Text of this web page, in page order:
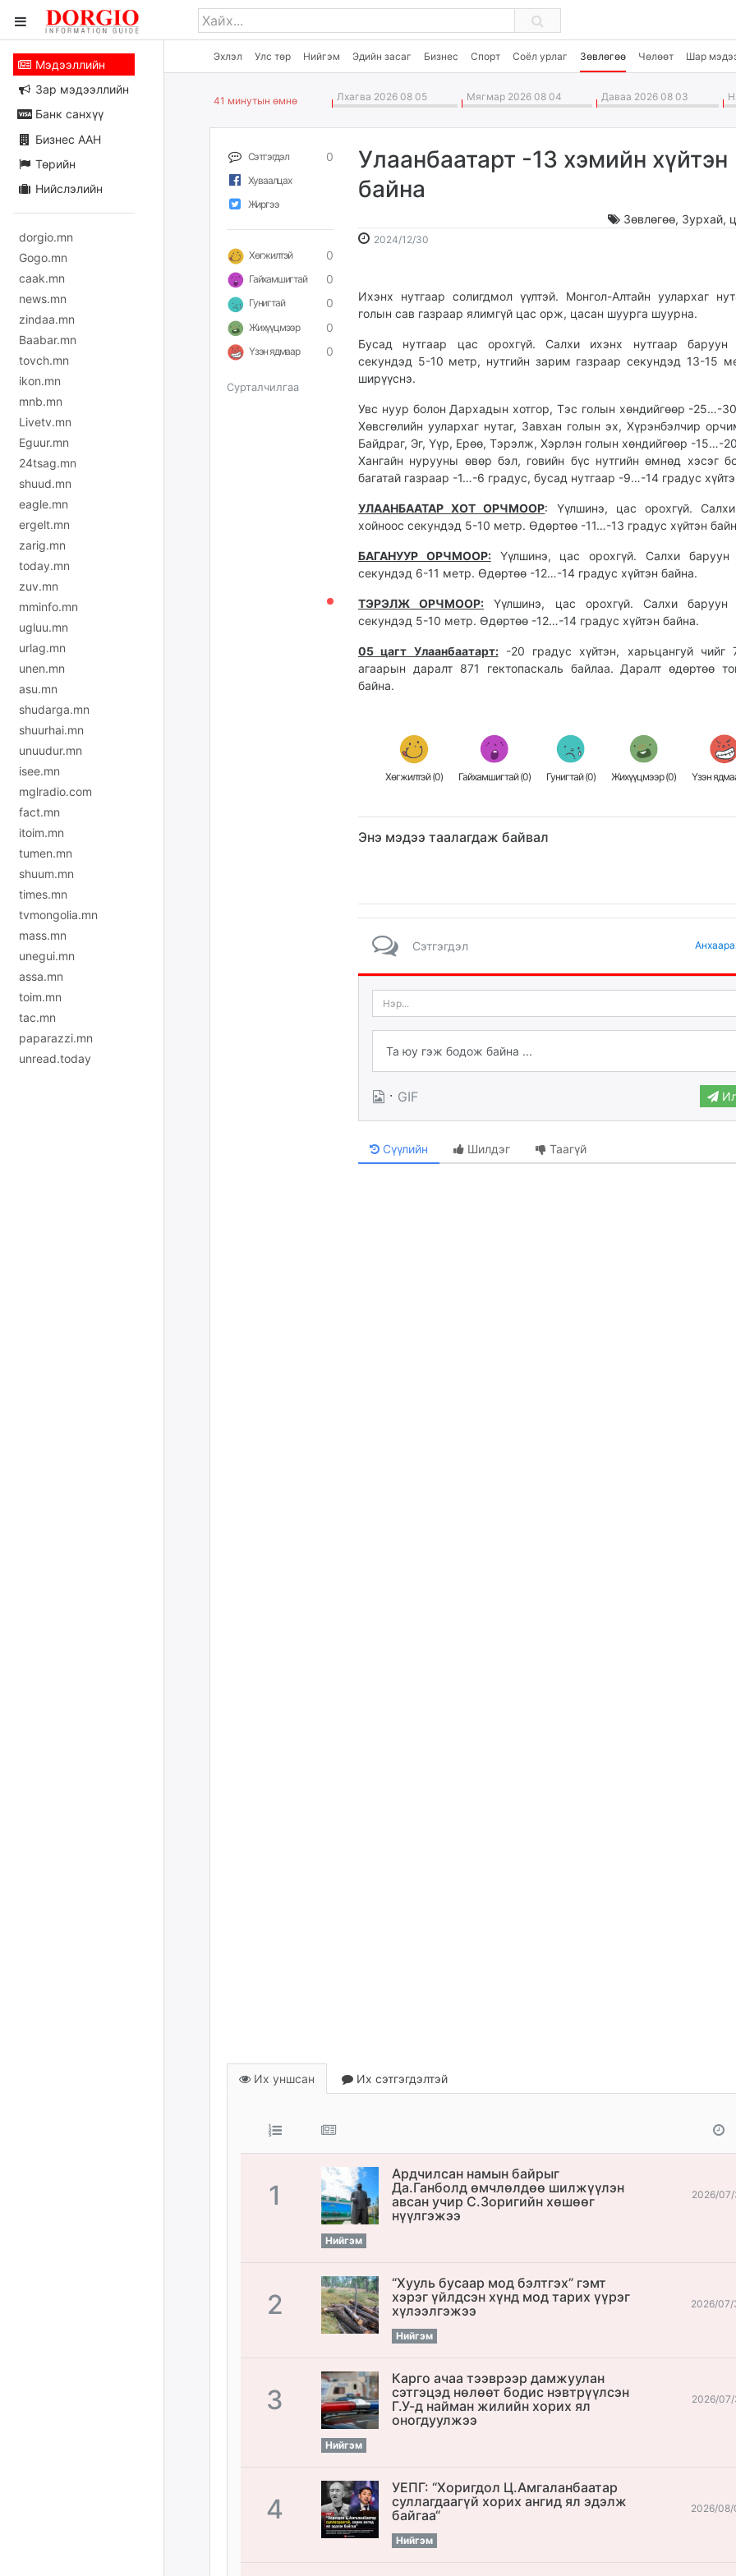
Эхлэл Улс төр Нийгэм Эдийн засаг Бизнес Спорт Соёл урлаг Зөвлөгөө Чөлөөт Шар
Мэдээллийн
Зар мэдээллийн
Банк санхүү
Бизнес ААН
Төрийн
Нийслэлийн
dorgio.mn
Gogo.mn
caak.mn
news.mn
zindaa.mn
Baabar.mn
tovch.mn
ikon.mn
mnb.mn
Livetv.mn
Eguur.mn
24tsag.mn
shuud.mn
eagle.mn
ergelt.mn
zarig.mn
today.mn
zuv.mn
mminfo.mn
ugluu.mn
urlag.mn
unen.mn
asu.mn
shudarga.mn
shuurhai.mn
unuudur.mn
isee.mn
mglradio.com
fact.mn
itoim.mn
tumen.mn
shuum.mn
times.mn
tvmongolia.mn
mass.mn
unegui.mn
assa.mn
toim.mn
tac.mn
paparazzi.mn
unread.today
41 минутын өмнө Лхагва 2026 08 05 Мягмар 2026 08 04 Даваа 2026 08 03
Сэтгэгдэл 0
Хуваалцах
Жиргээ
Хөгжилтэй 0
Гайхамшигтай 0
Гунигтай 0
Жихүүцмээр 0
Үзэн ядмаар 0
Сурталчилгаа
Улаанбаатарт -13 xэмийн xүйтэн
байна
Зөвлөгөө, Зурхай,
2024/12/30
09:08:57
15:56:30
Ихэнх нутгаар солигдмол үүлтэй. Монгол-Алтайн уулархаг
голын сав газраар ялимгүй цас орж, цасан шуурга шуурна.
Бусад нутгаар цас орохгүй. Салхи ихэнх нутгаар баруун
секундэд 5-10 метр, нутгийн зарим газраар секундэд 13-15
ширүүснэ.
Увс нуур болон Дархадын хотгор, Тэс голын хөндийгөөр -25…-
Хөвсгөлийн уулархаг нутаг, Завхан голын эх, Хүрэнбэлчир
Байдраг, Эг, Үүр, Ерөө, Тэрэлж, Хэрлэн голын хөндийгөөр -15…-
Хангайн нурууны өвөр бэл, говийн бүс нутгийн өмнөд хэсэг
багатай газраар -1…-6 градус, бусад нутгаар -9…-14 градус
УЛААНБААТАР ХОТ ОРЧМООР: Үүлшинэ, цас орохгүй.
хойноос секундэд 5-10 метр. Өдөртөө -11…-13 градус хүйтэн
БАГАНУУР ОРЧМООР:Үүлшинэ, цас орохгүй. Салхи баруун
секундэд 6-11 метр. Өдөртөө -12…-14 градус хүйтэн байна.
ТЭРЭЛЖ ОРЧМООР: Үүлшинэ, цас орохгүй. Салхи баруун
секундэд 5-10 метр. Өдөртөө -12…-14 градус хүйтэн байна.
05 цагт Улаанбаатарт:-20 градус хүйтэн, харьцангуй чийг
агаарын даралт 871 гектопаскаль байлаа. Даралт өдөртөө
байна.
Хөгжилтэй (0) Гайхамшигтай (0) Гунигтай (0) Жихүүцмээр (0) Үзэн
Энэ мэдээ таалагдаж байвал
Сэтгэгдэл
· GIF
Сүүлийн Шилдэг Таагүй
Их уншсан Их сэтгэгдэлтэй
1
Ардчилсан намын байрыг
Да.Ганболд өмчлөлдөө шилжүүлэн
авсан учир С.Зоригийн хөшөөг
нүүлгэжээ
Нийгэм
2026/07/
2
“Хууль бусаар мод бэлтгэх” гэмт
хэрэг үйлдсэн хүнд мод тарих үүрэг
хүлээлгэжээ
Нийгэм
2026/07/
3
Карго ачаа тээврээр дамжуулан
сэтгэцэд нөлөөт бодис нэвтрүүлсэн
Г.У-д найман жилийн хорих ял
оногдуулжээ
Нийгэм
2026/07/
4
УЕПГ: “Хоригдол Ц.Амгаланбаатар
cуллагдаагүй хорих ангид ял эдэлж
байгаа“
Нийгэм
2026/08/